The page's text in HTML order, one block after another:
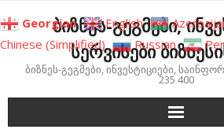
to
content
ბიზნეს-გეგმები,
სერვისები
ბიზნეს-გეგმები, ინვესტიციები,
235 400
Georgian English
Chinese (Simplified)
Russian